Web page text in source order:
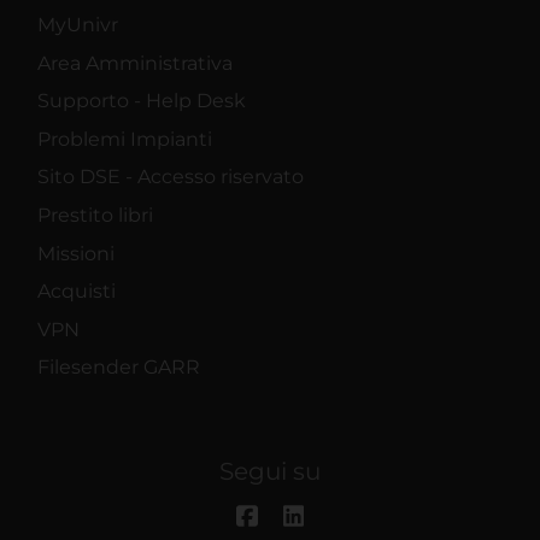
MyUnivr
Area Amministrativa
Supporto - Help Desk
Problemi Impianti
Sito DSE - Accesso riservato
Prestito libri
Missioni
Acquisti
VPN
Filesender GARR
Segui su